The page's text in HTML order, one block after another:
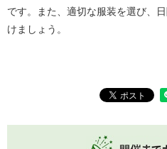
です。また、適切な服装を選び、
けましょう。